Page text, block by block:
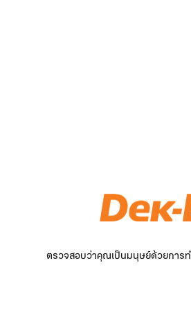
ตรวจสอบว่าคุณเป็นมนุษย์ด้วยการท